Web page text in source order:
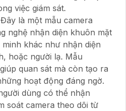
việc giám sát.
là một mẫu camera
nghệ nhận diện khuôn mặt
khác như nhận diện
hoặc người lạ. Mẫu
quan sát mà còn tạo ra
hoạt động đáng ngờ.
dùng có thể nhận
soát camera theo dõi từ